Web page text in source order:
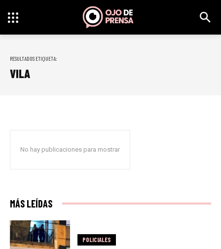
RESULTADOS ETIQUETA:
VILA
No hay publicaciones para mostrar
MÁS LEÍDAS
POLICIALES